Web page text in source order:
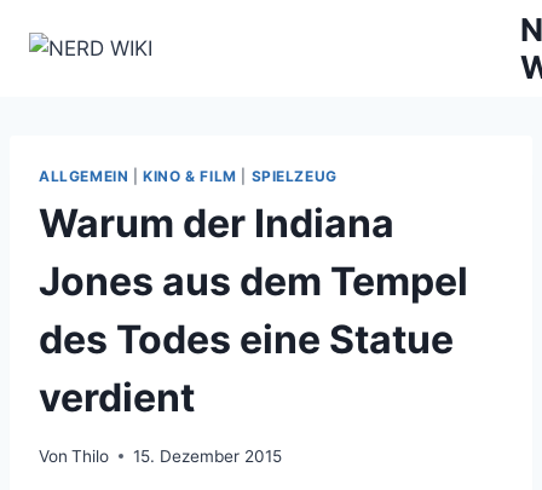
Inhalt
ALLGEMEIN |KINO & FILM SPIELZEUG
Warum der Indiana
Jones aus dem Tempel
des Todes eine Statue
verdient
Von Thilo 15. Dezember 2015